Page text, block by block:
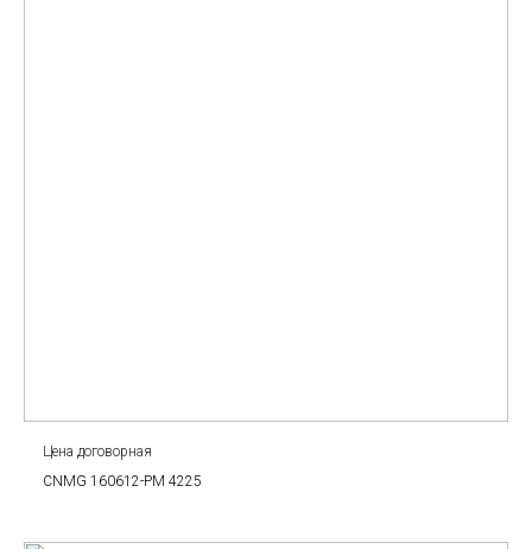
Цена договорная
CNMG 160612-PM 4225